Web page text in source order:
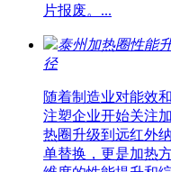
片报废。...
泰州加热圈性能
径
随着制造业对能效
注塑企业开始关注
热圈升级到远红外
单替换，更是加热